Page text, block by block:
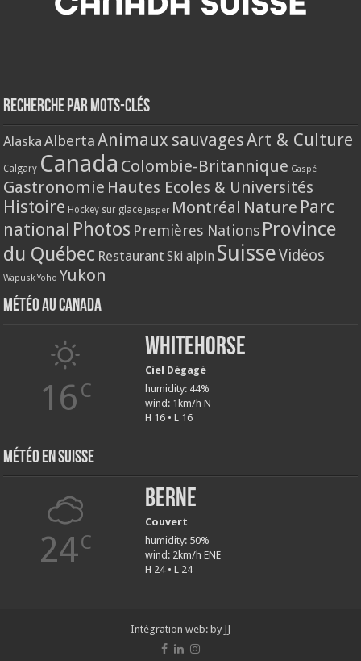
Recherche par mots-clés
Alaska Alberta Animaux sauvagesArt & Culture
Calgary Canada Colombie-Britannique Gaspé
Gastronomie Hautes Ecoles & Universités
Histoire Hockey sur glace Jasper Montréal Nature Parc
national Photos Premières Nations Province
du Québec Restaurant Ski alpin SuisseVidéos
Wapusk Yoho Yukon
Météo au Canada
16 C
Whitehorse
Ciel Dégagé
humidity: 44%
wind: 1km/h N
H 16 • L 16
Météo en Suisse
24C
Berne
Couvert
humidity: 50%
wind: 2km/h ENE
H 24 • L 24
Intégration web: by JJ